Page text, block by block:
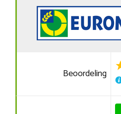
Beoordeling